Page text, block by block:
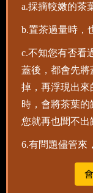
a.採摘較嫩的茶
b.置茶過量時，
c.不知您有否看
蓋後，都會先
掉，再浮現出來
時，會將茶葉的
您就再也聞不出
6.有問題儘管來